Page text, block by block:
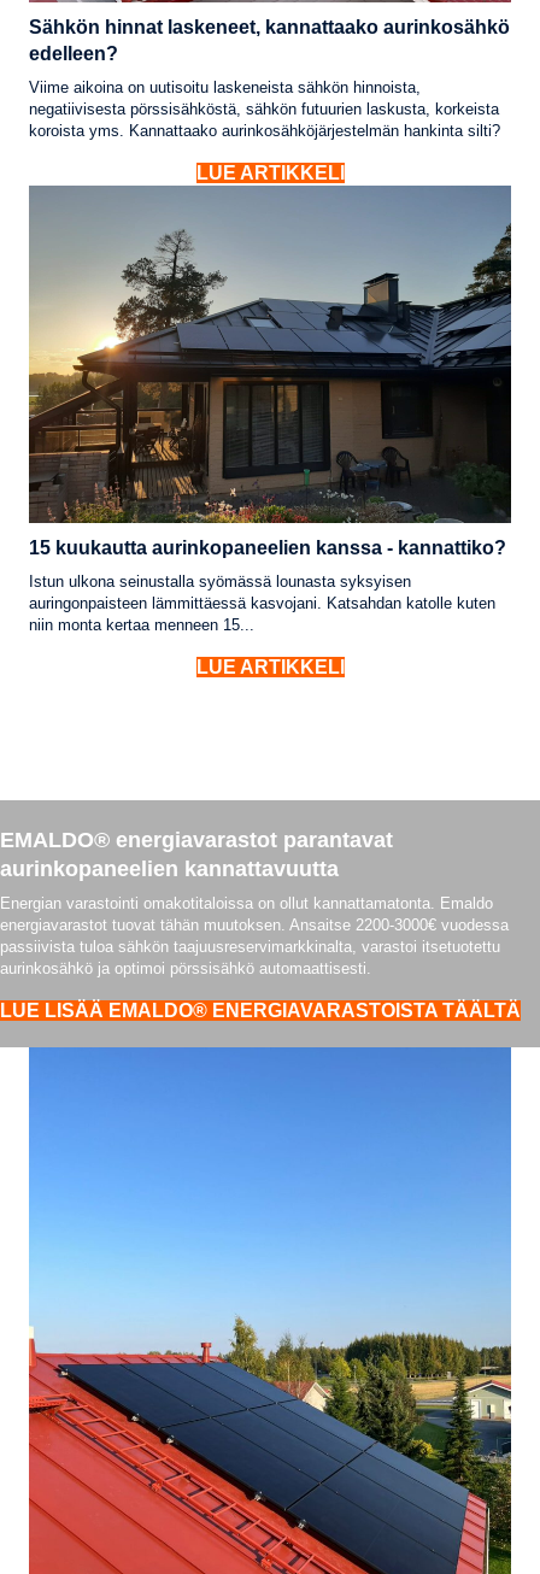
Sähkön hinnat laskeneet, kannattaako aurinkosähkö
edelleen?
Viime aikoina on uutisoitu laskeneista sähkön hinnoista,
negatiivisesta pörssisähköstä, sähkön futuurien laskusta, korkeista
koroista yms. Kannattaako aurinkosähköjärjestelmän hankinta silti?
LUE ARTIKKELI
15 kuukautta aurinkopaneelien kanssa - kannattiko?
Istun ulkona seinustalla syömässä lounasta syksyisen
auringonpaisteen lämmittäessä kasvojani. Katsahdan katolle kuten
niin monta kertaa menneen 15...
LUE ARTIKKELI
EMALDO® energiavarastot parantavat
aurinkopaneelien kannattavuutta
Energian varastointi omakotitaloissa on ollut kannattamatonta. Emaldo
energiavarastot tuovat tähän muutoksen. Ansaitse 2200-3000€ vuodessa
passiivista tuloa sähkön taajuusreservimarkkinalta, varastoi itsetuotettu
aurinkosähkö ja optimoi pörssisähkö automaattisesti.
LUE LISÄÄ EMALDO® ENERGIAVARASTOISTA TÄÄLTÄ